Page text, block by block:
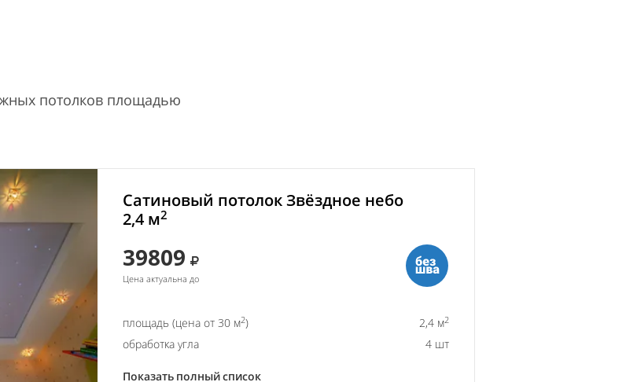
потолков площадью
Сатиновый потолок Звёздное небо
2,4 м2
39809
Цена актуальна до
площадь (цена от 30 м2) 2,4 м2
обработка угла 4 шт
Показать полный список